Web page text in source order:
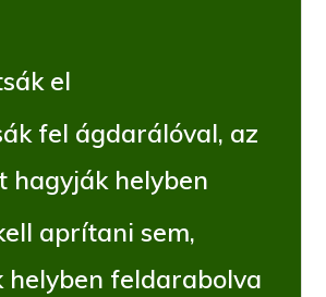
el
fel ágdarálóval, az
hagyják helyben
aprítani sem,
helyben feldarabolva